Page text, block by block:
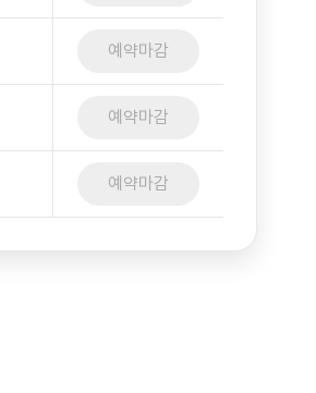
예약마감
예약마감
예약마감